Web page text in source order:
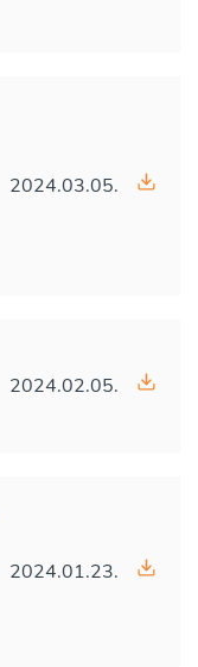
2024.03.05.
2024.02.05.
2024.01.23.